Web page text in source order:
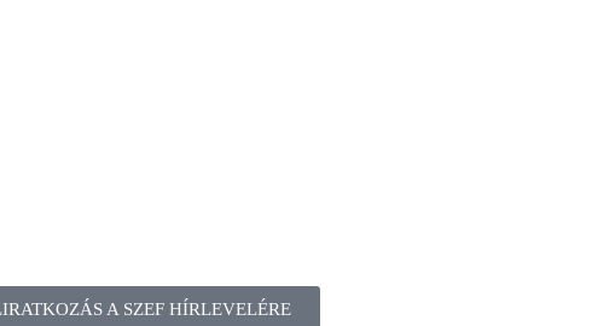
A SZEF HÍRLEVELÉRE